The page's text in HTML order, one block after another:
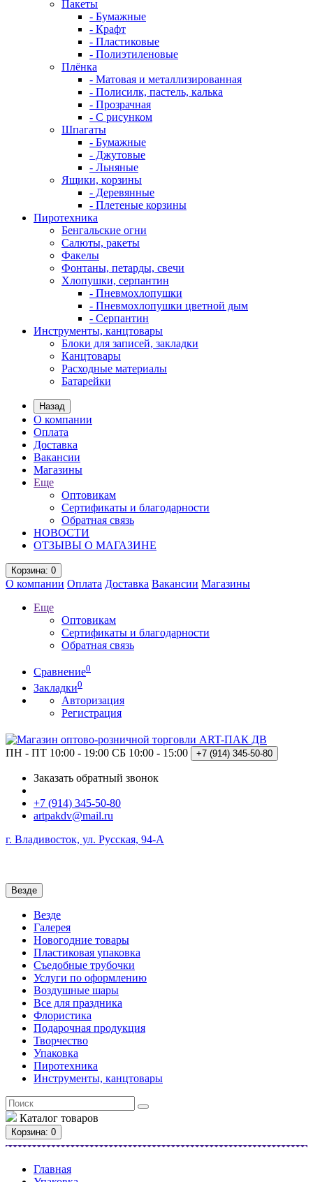
Пакеты
- Бумажные
- Крафт
- Пластиковые
- Полиэтиленовые
Плёнка
- Матовая и металлизированная
- Полисилк, пастель, калька
- Прозрачная
- С рисунком
Шпагаты
- Бумажные
- Джутовые
- Льняные
Ящики, корзины
- Деревянные
- Плетеные корзины
Пиротехника
Бенгальские огни
Салюты, ракеты
Факелы
Фонтаны, петарды, свечи
Хлопушки, серпантин
- Пневмохлопушки
- Пневмохлопушки цветной дым
- Серпантин
Инструменты, канцтовары
Блоки для записей, закладки
Канцтовары
Расходные материалы
Батарейки
Назад
О компании
Оплата
Доставка
Вакансии
Магазины
Еще
Оптовикам
Сертификаты и благодарности
Обратная связь
НОВОСТИ
ОТЗЫВЫ О МАГАЗИНЕ
Корзина: 0
О компании Оплата Доставка Вакансии Магазины
Еще
Оптовикам
Сертификаты и благодарности
Обратная связь
Сравнение0
Закладки0
Авторизация
Регистрация
ПН - ПТ 10:00 - 19:00 СБ 10:00 - 15:00 +7 (914) 345-50-80
Заказать обратный звонок
+7 (914) 345-50-80
artpakdv@mail.ru
г. Владивосток, ул. Русская, 94-А
Везде
Везде
Галерея
Новогодние товары
Пластиковая упаковка
Съедобные трубочки
Услуги по оформлению
Воздушные шары
Все для праздника
Флористика
Подарочная продукция
Творчество
Упаковка
Пиротехника
Инструменты, канцтовары
Каталог товаров
Корзина: 0
Главная